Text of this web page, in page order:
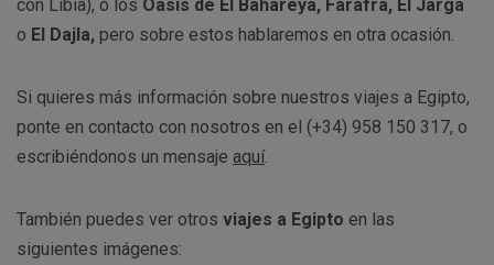
con Libia), o los Oasis de El Bahareya, Farafra, El Jarga
o El Dajla, pero sobre estos hablaremos en otra ocasión.
Si quieres más información sobre nuestros viajes a Egipto,
ponte en contacto con nosotros en el (+34) 958 150 317, o
escribiéndonos un mensaje aquí.
También puedes ver otros viajes a Egipto en las
siguientes imágenes: